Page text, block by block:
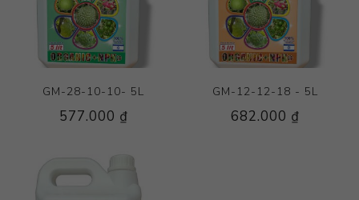
GM-28-10-10- 5L
577.000 ₫
GM-12-12-18 - 5L
682.000 ₫